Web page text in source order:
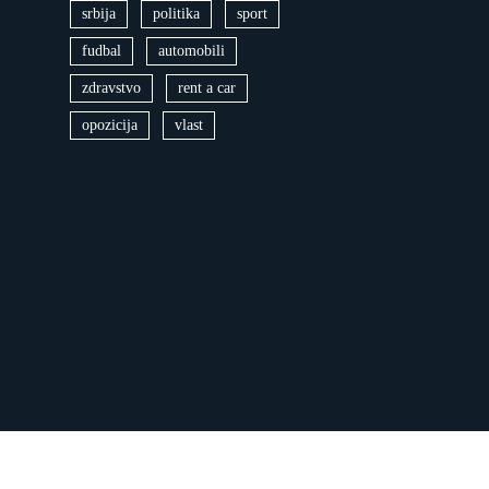
srbija politika sport
fudbal automobili
zdravstvo rent a car
opozicija vlast